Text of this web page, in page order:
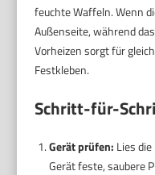
feuchte Waffeln. Wenn
Außenseite, während
Vorheizen sorgt für
Festkleben.
Schritt-für-
Gerät prüfen: Lies
Gerät feste, saubere